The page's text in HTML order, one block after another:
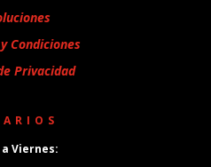
Condiciones
Privacidad
Viernes: